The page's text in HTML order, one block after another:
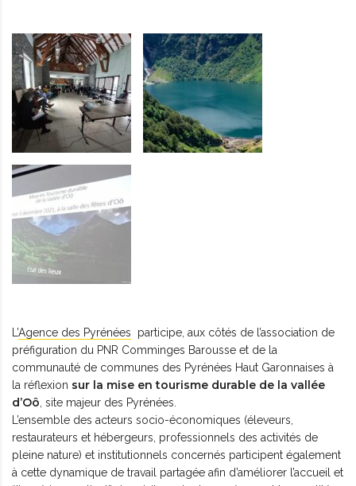
L’Agence des Pyrénées participe, aux côtés de l’association de
préfiguration du PNR Comminges Barousse et de la
communauté de communes des Pyrénées Haut Garonnaises à
la réflexion sur la mise en tourisme durable de la vallée
d’Oô , site majeur des Pyrénées.
L’ensemble des acteurs socio-économiques (éleveurs,
restaurateurs et hébergeurs, professionnels des activités de
pleine nature) et institutionnels concernés participent également
à cette dynamique de travail partagée afin d’améliorer l’accueil et